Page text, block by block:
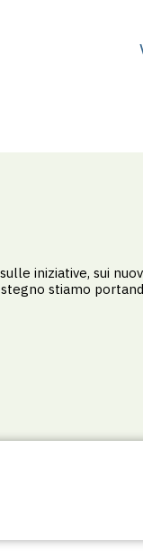
iniziative, sui
stiamo